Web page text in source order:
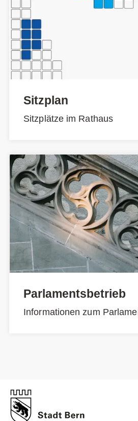
Sitzplan
Sitzplätze im Rathaus
Parlamentsbetrieb
Informationen zum